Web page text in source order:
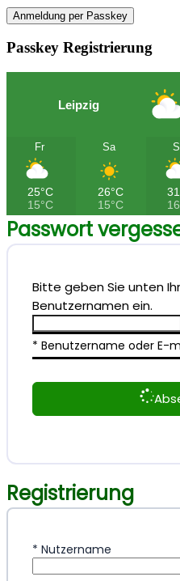
Anmeldung per Passkey
Passkey Registrierung
Leipzig
Fr
25°C
15°C
Sa
26°C
15°C
Passwort
Bitte geben Sie unten
Benutzernamen ein.
* Benutzername oder E-
Registrierung
* Nutzername